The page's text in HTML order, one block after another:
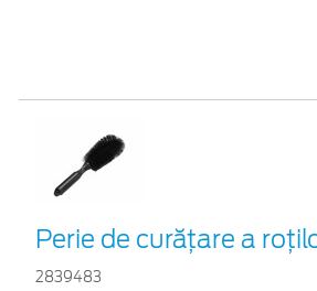
Perie de curățare a
2839483